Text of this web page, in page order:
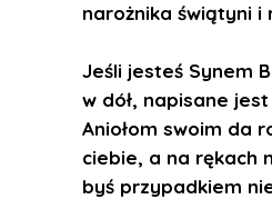
narożnika świątyni i
Jeśli jesteś Synem
w dół, napisane
Aniołom swoim da
ciebie, a na rękach
byś przypadkiem